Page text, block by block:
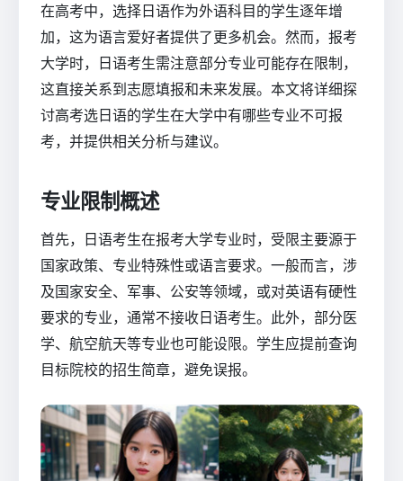
在高考中，选择日语作为外语科目的学生逐年增
加，这为语言爱好者提供了更多机会。然而，报考
大学时，日语考生需注意部分专业可能存在限制，
这直接关系到志愿填报和未来发展。本文将详细探
讨高考选日语的学生在大学中有哪些专业不可报
考，并提供相关分析与建议。
专业限制概述
首先，日语考生在报考大学专业时，受限主要源于
国家政策、专业特殊性或语言要求。一般而言，涉
及国家安全、军事、公安等领域，或对英语有硬性
要求的专业，通常不接收日语考生。此外，部分医
学、航空航天等专业也可能设限。学生应提前查询
目标院校的招生简章，避免误报。